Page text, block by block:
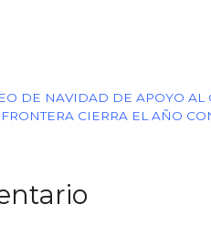
DE NAVIDAD DE APOYO AL
CIERRA EL AÑO